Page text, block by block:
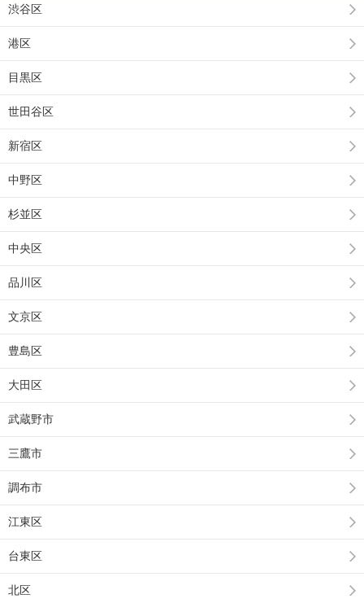
渋谷区
港区
目黒区
世田谷区
新宿区
中野区
杉並区
中央区
品川区
文京区
豊島区
大田区
武蔵野市
三鷹市
調布市
江東区
台東区
北区